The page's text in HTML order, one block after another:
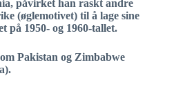
påvirket han raskt andre
(øglemotivet) til å lage sine
på 1950- og 1960-tallet.
Pakistan og Zimbabwe